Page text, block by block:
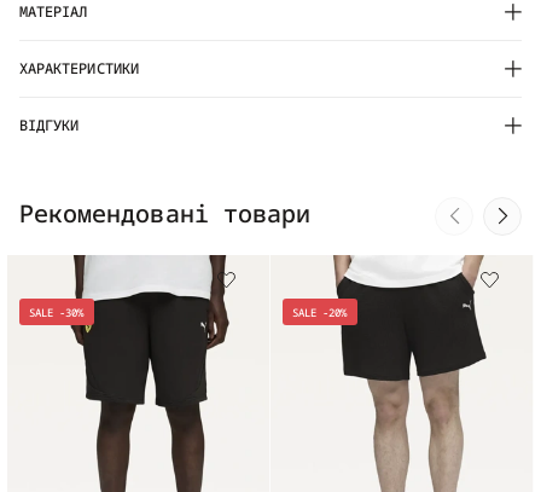
МАТЕРІАЛ
ХАРАКТЕРИСТИКИ
ВІДГУКИ
Рекомендовані товари
SALE -30% SALE -20%